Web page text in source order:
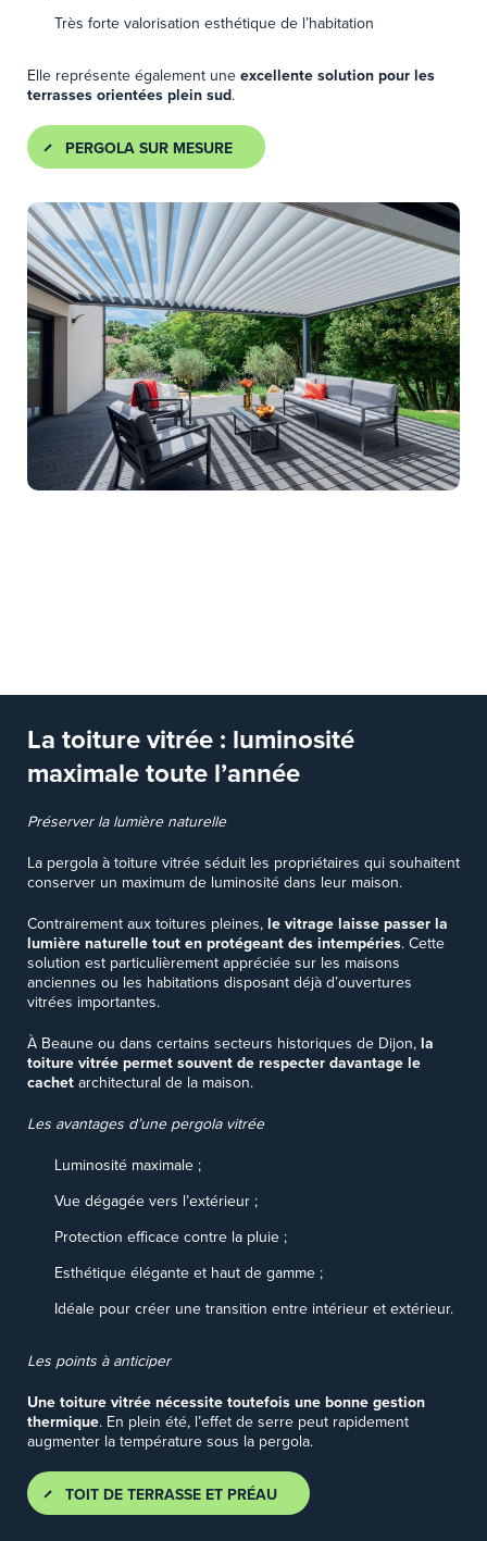
Très forte valorisation esthétique de l’habitation
Elle représente également une excellente solution pour les
terrasses orientées plein sud.
PERGOLA SUR MESURE
La toiture vitrée : luminosité
maximale toute l’année
Préserver la lumière naturelle
La pergola à toiture vitrée séduit les propriétaires qui souhaitent
conserver un maximum de luminosité dans leur maison.
Contrairement aux toitures pleines, le vitrage laisse passer la
lumière naturelle tout en protégeant des intempéries. Cette
solution est particulièrement appréciée sur les maisons
anciennes ou les habitations disposant déjà d’ouvertures
vitrées importantes.
À Beaune ou dans certains secteurs historiques de Dijon, la
toiture vitrée permet souvent de respecter davantage le
cachet architectural de la maison.
Les avantages d’une pergola vitrée
Luminosité maximale ;
Vue dégagée vers l’extérieur ;
Protection efficace contre la pluie ;
Esthétique élégante et haut de gamme ;
Idéale pour créer une transition entre intérieur et extérieur.
Les points à anticiper
Une toiture vitrée nécessite toutefois une bonne gestion
thermique. En plein été, l’effet de serre peut rapidement
augmenter la température sous la pergola.
TOIT DE TERRASSE ET PRÉAU